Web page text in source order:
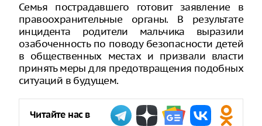
Семья пострадавшего готовит заявление в
правоохранительные органы. В результате
инцидента родители мальчика выразили
озабоченность по поводу безопасности детей
в общественных местах и призвали власти
принять меры для предотвращения подобных
ситуаций в будущем.
Читайте нас в